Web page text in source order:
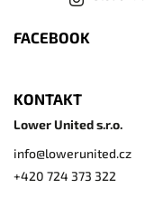
FACEBOOK
KONTAKT
Lower United s.r.o.
info@lowerunited.cz
+420 724 373 322